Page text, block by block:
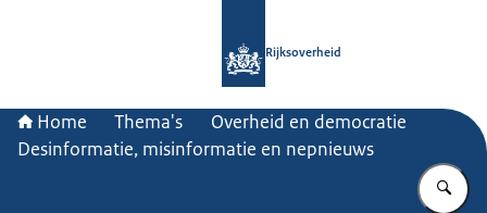
Rijksoverheid
Home Thema's
Overheid en democratie
Desinformatie, misinformatie en nepnieuws